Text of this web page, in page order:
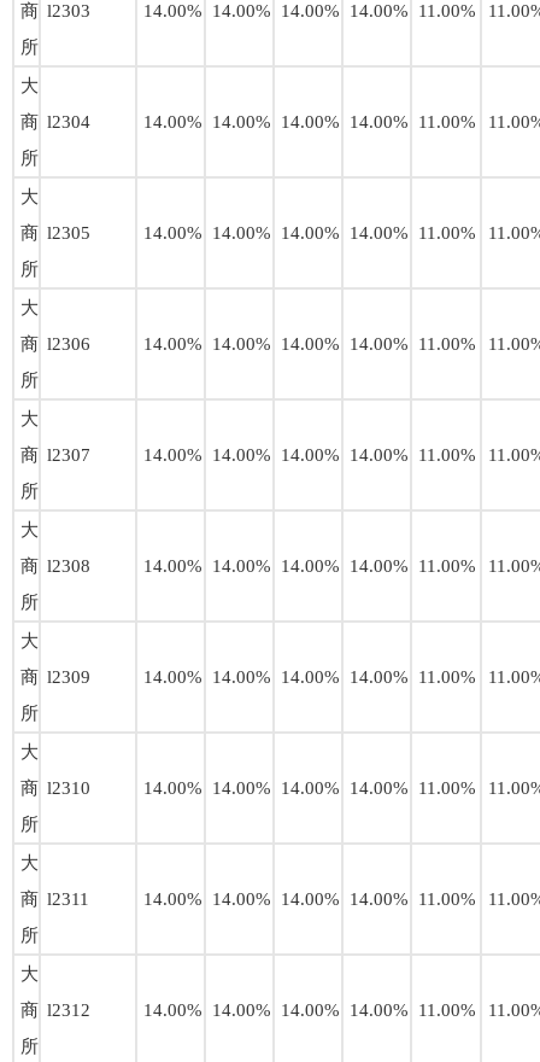
商
所
l2303 14.00% 14.00% 14.00% 14.00% 11.00%
大
商
所
l2304 14.00% 14.00% 14.00% 14.00% 11.00%
大
商
所
l2305 14.00% 14.00% 14.00% 14.00% 11.00%
大
商
所
l2306 14.00% 14.00% 14.00% 14.00% 11.00%
大
商
所
l2307 14.00% 14.00% 14.00% 14.00% 11.00%
大
商
所
l2308 14.00% 14.00% 14.00% 14.00% 11.00%
大
商
所
l2309 14.00% 14.00% 14.00% 14.00% 11.00%
大
商
所
l2310 14.00% 14.00% 14.00% 14.00% 11.00%
大
商
所
l2311 14.00% 14.00% 14.00% 14.00% 11.00%
大
商
所
l2312 14.00% 14.00% 14.00% 14.00% 11.00%